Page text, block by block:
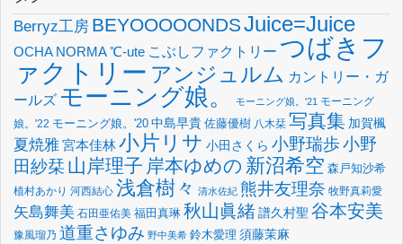
Berryz工房 BEYOOOOONDSJuice=Juice
OCHA NORMA℃-ute こぶしファクトリー つばきフ
ァクトリー アンジュルム カントリー・ガ
ールズ モーニング娘。 モーニング娘。'21 モーニング
娘。'22 モーニング娘。'20 中島早貴 佐藤優樹 八木栞 写真集 加賀楓
夏焼雅宮本佳林小片リサ 小田さくら 小野瑞歩小野
田紗栞 山岸理子 岸本ゆめの 新沼希空 森戸知沙希
植村あかり 河西結心 浅倉樹々 清水佐紀 熊井友理奈 牧野真莉愛
矢島舞美 石田亜佑美 福田真琳 秋山眞緒譜久村聖 谷本安美
豫風瑠乃 道重さゆみ 野中美希 鈴木愛理 須藤茉麻